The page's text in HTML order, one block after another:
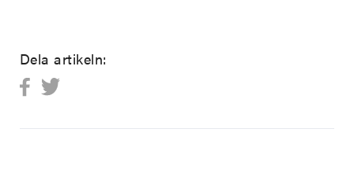
Dela artikeln: